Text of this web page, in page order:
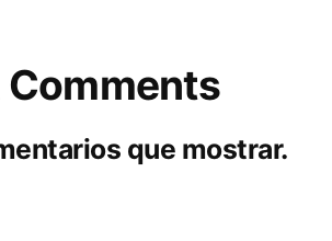
Comments
que mostrar.